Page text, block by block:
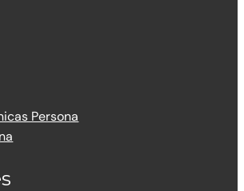
Persona